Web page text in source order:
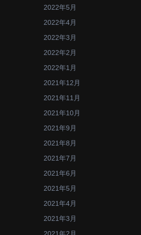
2022年5月
2022年4月
2022年3月
2022年2月
2022年1月
2021年12月
2021年11月
2021年10月
2021年9月
2021年8月
2021年7月
2021年6月
2021年5月
2021年4月
2021年3月